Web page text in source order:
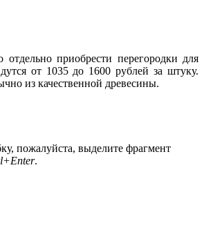
приобрести перегородки для
от 1035 до 1600 рублей за штуку.
из качественной древесины.
пожалуйста, выделите фрагмент
.